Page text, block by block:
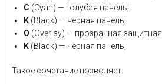
C (Cyan) — голубая панель;
K (Black) — чёрная панель;
O (Overlay) — прозрачная защитная
K (Black) — чёрная панель;
Такое сочетание позволяет: